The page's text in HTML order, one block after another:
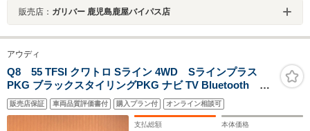
販売店： ガリバー 鹿児島鹿屋バイパス店
アウディ
Q8 55 TFSI クワトロ Sライン 4WD Sラインプラス
PKG ブラックスタイリングPKG ナビ TV Bluetooth カ
ープレイ 全方位カメラ 黒革 シートベンチレーション レ
ッドキャリパー パノラマサンルーフ Bang&Olufsenサウ
ンド 純正22インチAW ACC LKA BSM
販売店保証 車両品質評価書付 購入プラン付 オンライン相談可
支払総額 本体価格